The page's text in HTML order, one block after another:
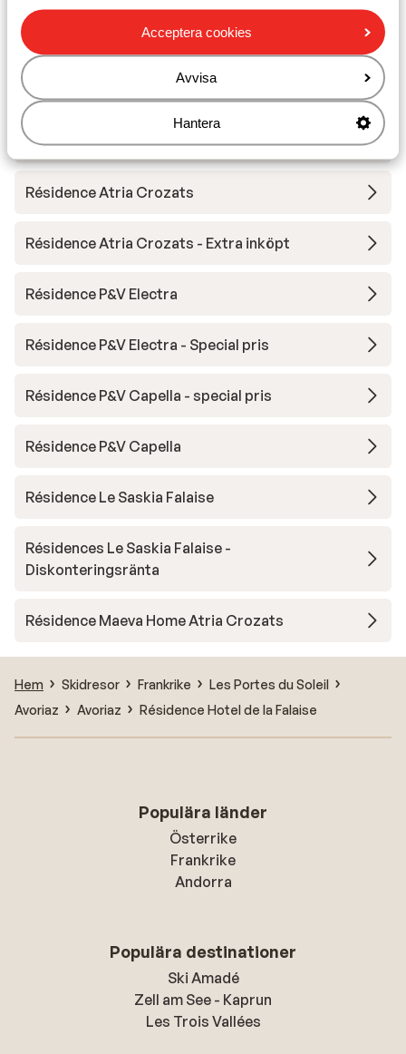
Acceptera cookies
Avvisa
Hantera
Club Belambra Les Cimes du Soleil
Résidence Antarès
Résidence P&V Antarès - specialpris
Résidence Atria Crozats
Résidence Atria Crozats - Extra inköpt
Résidence P&V Electra
Résidence P&V Electra - Special pris
Résidence P&V Capella - special pris
Résidence P&V Capella
Résidence Le Saskia Falaise
Résidences Le Saskia Falaise -
Diskonteringsränta
Résidence Maeva Home Atria Crozats
Hem Skidresor Frankrike
Les Portes du Soleil
Avoriaz
Avoriaz Résidence Hotel de la Falaise
Populära länder
Österrike
Frankrike
Andorra
Populära destinationer
Ski Amadé
Zell am See - Kaprun
Les Trois Vallées